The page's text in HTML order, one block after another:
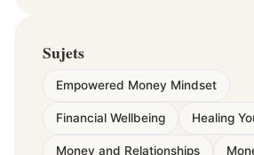
Sujets
Empowered Money Mindset
Financial Wellbeing Healing
Money and Relationships